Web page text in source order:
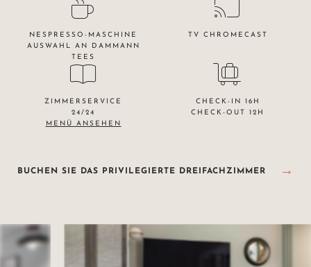
NESPRESSO-MASCHINE
AUSWAHL AN DAMMANN
TEES
TV CHROMECAST
ZIMMERSERVICE
24/24
MENÜ ANSEHEN
CHECK-IN 16H
CHECK-OUT 12H
BUCHEN SIE DAS PRIVILEGIERTE DREIFACHZIMMER